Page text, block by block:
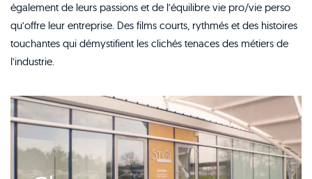
également de leurs passions et de l’équilibre vie pro/vie perso
qu’offre leur entreprise. Des films courts, rythmés et des histoires
touchantes qui démystifient les clichés tenaces des métiers de
l’industrie.